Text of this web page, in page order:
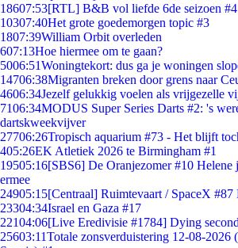
18607:53[RTL] B&B vol liefde 6de seizoen #4
10307:40Het grote goedemorgen topic #3
1807:39William Orbit overleden
607:13Hoe hiermee om te gaan?
5006:51Woningtekort: dus ga je woningen
14706:38Migranten breken door grens naar
4606:34Jezelf gelukkig voelen als vrijgezelle
7106:34MODUS Super Series Darts #2: 's
dartskweekvijver
27706:26Tropisch aquarium #73 - Het blijft
405:26EK Atletiek 2026 te Birmingham #1
19505:16[SBS6] De Oranjezomer #10 Helene
ermee
24905:15[Centraal] Ruimtevaart / SpaceX #87
23304:34Israel en Gaza #17
22104:06[Live Eredivisie #1784] Dying
25603:11Totale zonsverduistering 12-08-2026